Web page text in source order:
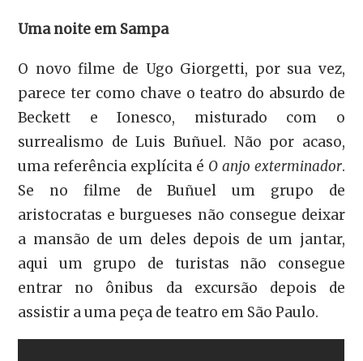
Uma noite em Sampa
O novo filme de Ugo Giorgetti, por sua vez,
parece ter como chave o teatro do absurdo de
Beckett e Ionesco, misturado com o
surrealismo de Luis Buñuel. Não por acaso,
uma referência explícita é O anjo exterminador.
Se no filme de Buñuel um grupo de
aristocratas e burgueses não consegue deixar
a mansão de um deles depois de um jantar,
aqui um grupo de turistas não consegue
entrar no ônibus da excursão depois de
assistir a uma peça de teatro em São Paulo.